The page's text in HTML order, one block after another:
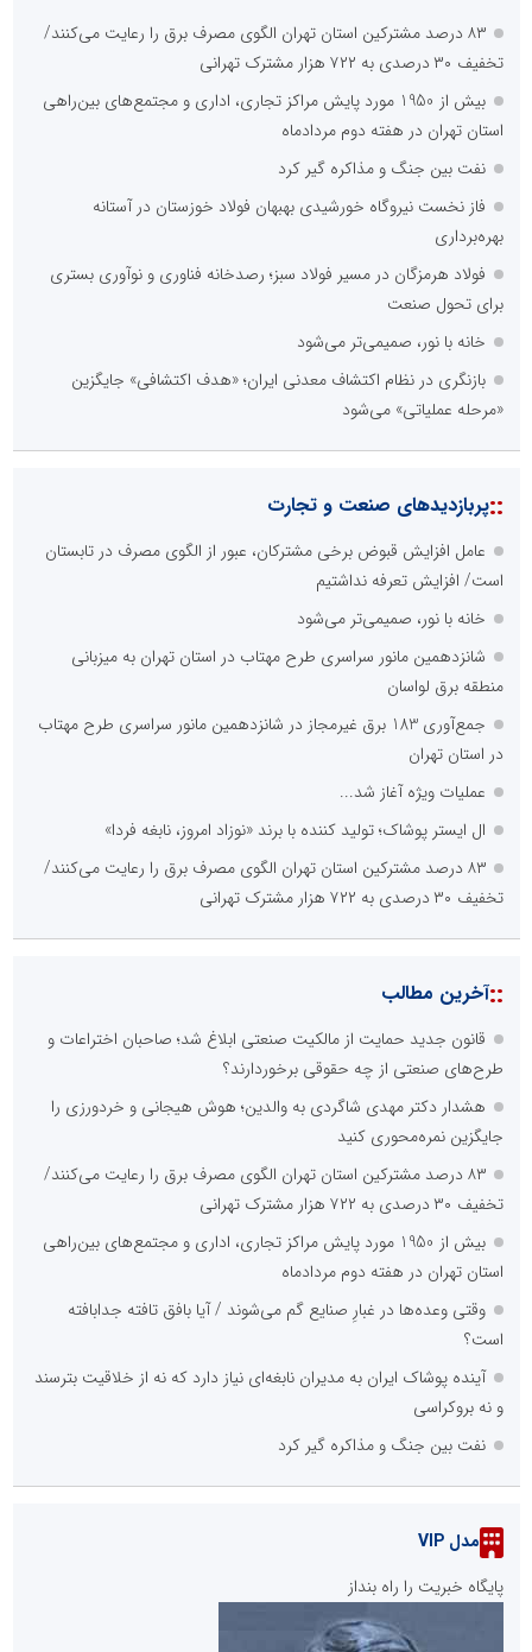
۸۳ درصد مشترکین استان تهران الگوی مصرف برق را رعایت می‌کنند/
تخفیف ۳۰ درصدی به ۷۲۲ هزار مشترک تهرانی
بیش از 1950 مورد پایش مراکز تجاری، اداری و مجتمع‌های بین‌راهی
استان تهران در هفته دوم مردادماه
نفت بین جنگ و مذاکره گیر کرد
فاز نخست نیروگاه خورشیدی بهبهان فولاد خوزستان در آستانه
بهره‌برداری
فولاد هرمزگان در مسیر فولاد سبز؛ رصدخانه فناوری و نوآوری بستری
برای تحول صنعت
خانه با نور، صمیمی‌تر می‌شود
بازنگری در نظام اکتشاف معدنی ایران؛ «هدف اکتشافی» جایگزین
«مرحله عملیاتی» می‌شود
::پربازدیدهای صنعت و تجارت
عامل افزایش قبوض برخی مشترکان، عبور از الگوی مصرف در تابستان
است/ افزایش تعرفه نداشتیم
خانه با نور، صمیمی‌تر می‌شود
شانزدهمین مانور سراسری طرح مهتاب در استان تهران به میزبانی
منطقه برق لواسان
جمع‌آوری 183 برق غیرمجاز در شانزدهمین مانور سراسری طرح مهتاب
در استان تهران
عملیات ویژه آغاز شد...
ال ایستر پوشاک؛ تولید کننده با برند «نوزاد امروز، نابغه فردا»
۸۳ درصد مشترکین استان تهران الگوی مصرف برق را رعایت می‌کنند/
تخفیف ۳۰ درصدی به ۷۲۲ هزار مشترک تهرانی
::آخرین مطالب
قانون جدید حمایت از مالکیت صنعتی ابلاغ شد؛ صاحبان اختراعات و
طرح‌های صنعتی از چه حقوقی برخوردارند؟
هشدار دکتر مهدی شاگردی به والدین؛ هوش هیجانی و خردورزی را
جایگزین نمره‌محوری کنید
۸۳ درصد مشترکین استان تهران الگوی مصرف برق را رعایت می‌کنند/
تخفیف ۳۰ درصدی به ۷۲۲ هزار مشترک تهرانی
بیش از 1950 مورد پایش مراکز تجاری، اداری و مجتمع‌های بین‌راهی
استان تهران در هفته دوم مردادماه
وقتی وعده‌ها در غبارِ صنایع گم می‌شوند / آیا بافق تافته جدابافته
است؟
آینده پوشاک ایران به مدیران نابغه‌ای نیاز دارد که نه از خلاقیت بترسند
و نه بروکراسی
نفت بین جنگ و مذاکره گیر کرد
مدل VIP
پایگاه خبریت را راه بنداز